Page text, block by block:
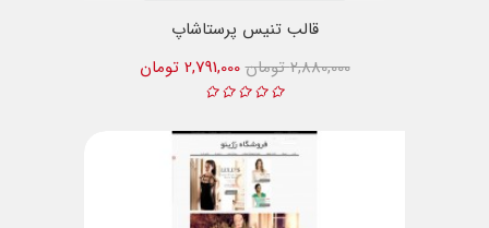
قالب تنیس پرستاشاپ
2,791,000 تومان
2,880,000 تومان